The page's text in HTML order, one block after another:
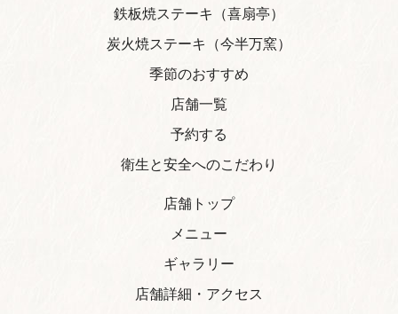
鉄板焼ステーキ（喜扇亭）
炭火焼ステーキ（今半万窯）
季節のおすすめ
店舗一覧
予約する
衛生と安全へのこだわり
店舗トップ
メニュー
ギャラリー
店舗詳細・アクセス